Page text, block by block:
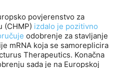
povjerenstvo za
(CHMP) izdalo je pozitivno
odobrenje za stavljanje
mRNA koja se samoreplicira
Therapeutics. Konačna
sada je na Europskoj